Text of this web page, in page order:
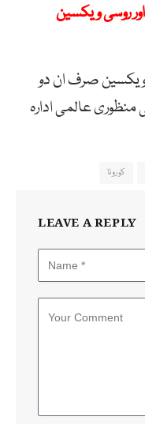
روسی ویکسین
ویکسین صرف ان دو
عالمی ادارہ
کورونا
LEAVE A REPLY